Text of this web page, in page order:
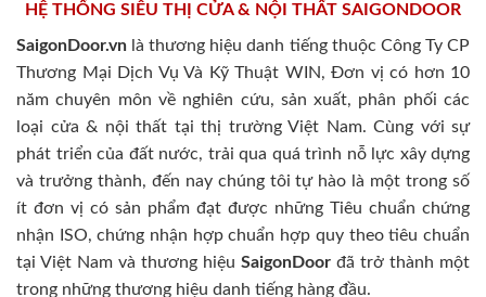
HỆ THỐNG SIÊU THỊ CỬA & NỘI THẤT SAIGONDOOR
SaigonDoor.vn là thương hiệu danh tiếng thuộc Công Ty CP
Thương Mại Dịch Vụ Và Kỹ Thuật WIN, Đơn vị có hơn 10
năm chuyên môn về nghiên cứu, sản xuất, phân phối các
loại cửa & nội thất tại thị trường Việt Nam. Cùng với sự
phát triển của đất nước, trải qua quá trình nỗ lực xây dựng
và trưởng thành, đến nay chúng tôi tự hào là một trong số
ít đơn vị có sản phẩm đạt được những Tiêu chuẩn chứng
nhận ISO, chứng nhận hợp chuẩn hợp quy theo tiêu chuẩn
tại Việt Nam và thương hiệu SaigonDoor đã trở thành một
trong những thương hiệu danh tiếng hàng đầu.